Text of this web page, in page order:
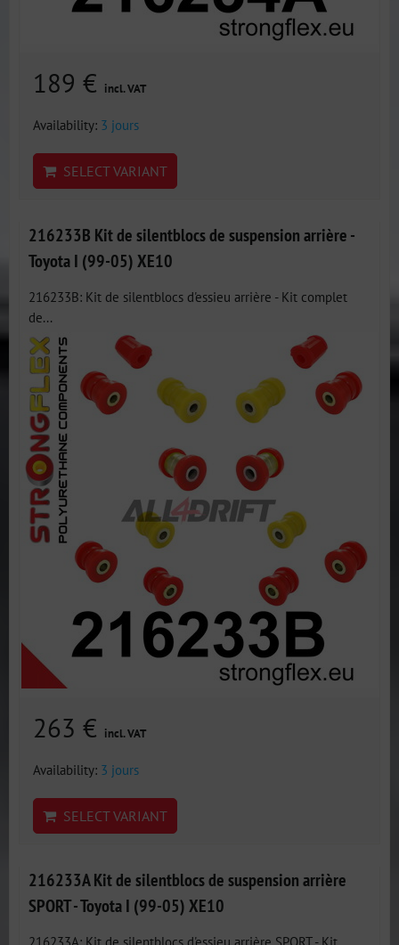
189 € incl. VAT
Availability: 3 jours
SELECT VARIANT
216233B Kit de silentblocs de suspension arrière -
Toyota I (99-05) XE10
216233B: Kit de silentblocs d'essieu arrière - Kit complet
de...
263 € incl. VAT
Availability: 3 jours
SELECT VARIANT
216233A Kit de silentblocs de suspension arrière
SPORT - Toyota I (99-05) XE10
216233A: Kit de silentblocs d'essieu arrière SPORT - Kit